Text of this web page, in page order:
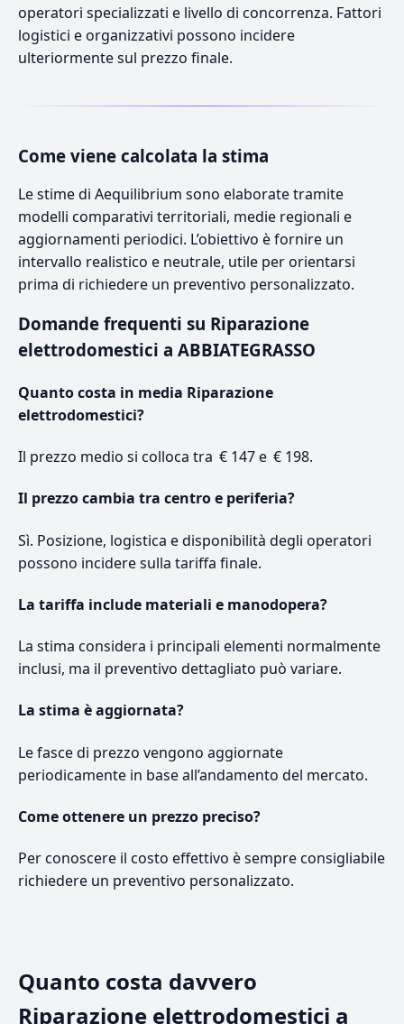
operatori specializzati e livello di concorrenza. Fattori
logistici e organizzativi possono incidere
ulteriormente sul prezzo finale.
Come viene calcolata la stima
Le stime di Aequilibrium sono elaborate tramite
modelli comparativi territoriali, medie regionali e
aggiornamenti periodici. L’obiettivo è fornire un
intervallo realistico e neutrale, utile per orientarsi
prima di richiedere un preventivo personalizzato.
Domande frequenti su Riparazione
elettrodomestici a ABBIATEGRASSO
Quanto costa in media Riparazione
elettrodomestici?
Il prezzo medio si colloca tra € 147 e € 198.
Il prezzo cambia tra centro e periferia?
Sì. Posizione, logistica e disponibilità degli operatori
possono incidere sulla tariffa finale.
La tariffa include materiali e manodopera?
La stima considera i principali elementi normalmente
inclusi, ma il preventivo dettagliato può variare.
La stima è aggiornata?
Le fasce di prezzo vengono aggiornate
periodicamente in base all’andamento del mercato.
Come ottenere un prezzo preciso?
Per conoscere il costo effettivo è sempre consigliabile
richiedere un preventivo personalizzato.
Quanto costa davvero
Riparazione elettrodomestici a